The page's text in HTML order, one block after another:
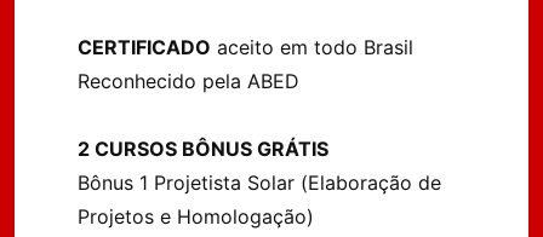
CERTIFICADO aceito em todo Brasil
Reconhecido pela ABED
2 CURSOS BÔNUS GRÁTIS
Bônus 1 Projetista Solar (Elaboração de
Projetos e Homologação)